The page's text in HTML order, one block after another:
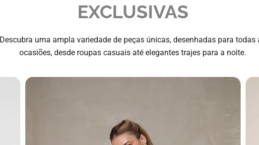
EXCLUSIVAS
Descubra uma ampla variedade de peças únicas, desenhadas para todas
ocasiões, desde roupas casuais até elegantes trajes para a noite.